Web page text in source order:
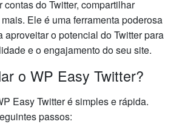
contas do Twitter, compartilhar
Ele é uma ferramenta poderosa
aproveitar o potencial do Twitter para
e o engajamento do seu site.
o WP Easy Twitter?
Easy Twitter é simples e rápida.
passos: